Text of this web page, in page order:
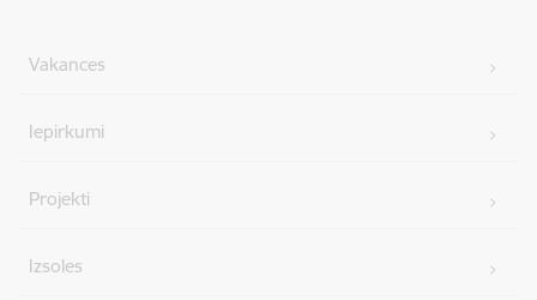
Vakances
Iepirkumi
Projekti
Izsoles